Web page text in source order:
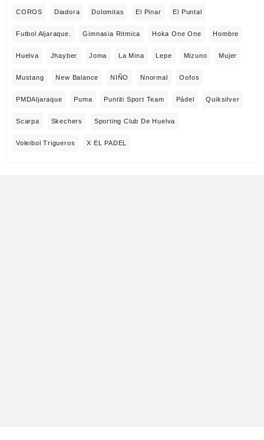
COROS Diadora Dolomitas El Pinar El Puntal
Futbol Aljaraque. Gimnasia Ritmica Hoka One One Hombre
Huelva Jhayber Joma La Mina Lepe Mizuno Mujer
Mustang New Balance NIÑO Nnormal Oofos
PMDAljaraque Puma Puntiti Sport Team Pádel Quiksilver
Scarpa Skechers Sporting Club De Huelva
Voleibol Trigueros X EL PADEL